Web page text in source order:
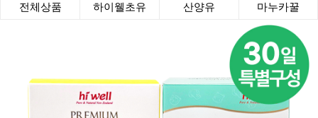
전체상품 하이웰초유 산양유 마누카꿀